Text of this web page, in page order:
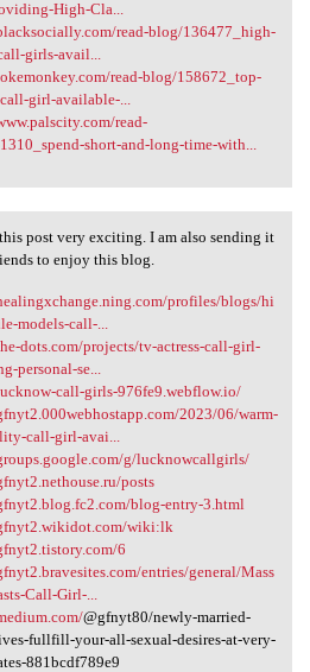
High-Cla...
read-blog/136477_high-
girls-avail...
read-blog/158672_top-
girl-available-...
read-
short-and-long-time-with...
post very
post very exciting. I am also sending it
to enjoy this blog.
profiles/blogs/hi
models-call-...
dots.com/projects/tv-actress-call-girl-
personal-se...
call-girls-976fe9.webflow.io/
2023/06/warm-
call-girl-avai...
g/lucknowcallgirls/
posts
blog-entry-3.html
wiki:lk
6
entries/general/Mass
Call-Girl-...
@gfnyt80/newly-married-
fullfill-your-all-sexual-desires-at-very-
881bcdf789e9